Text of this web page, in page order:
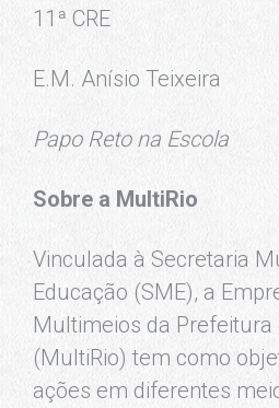
11ª CRE
E.M. Anísio Teixeira
Papo Reto na Escola
Sobre a MultiRio
Vinculada à Secretaria
Educação (SME), a
Multimeios da Prefeitura
(MultiRio) tem como
ações em diferentes